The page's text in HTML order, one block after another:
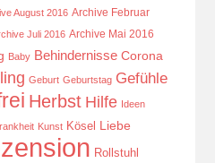
August 2016 Archive Februar
Juli 2016 Archive Mai 2016
Baby Behindernisse Corona
Geburt Geburtstag Gefühle
Herbst Hilfe Ideen
Kunst Kösel Liebe
Rollstuhl